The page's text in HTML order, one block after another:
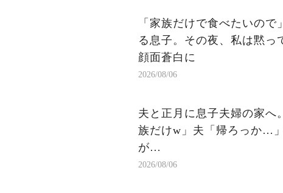
「家族だけで食べたいの
る息子。その夜、私は黙
顔面蒼白に
2026/08/06
夫と正月に息子夫婦の家
族だけw」夫「帰ろっか…
が…
2026/08/06